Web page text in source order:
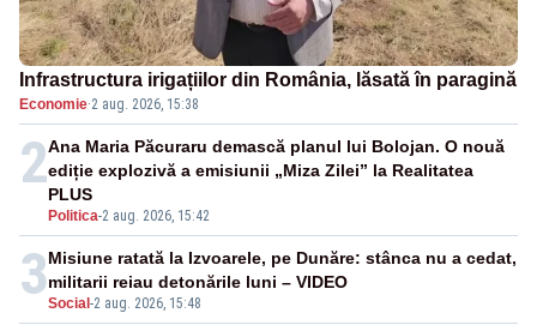
Infrastructura irigațiilor din România, lăsată în paragină
Economie·2 aug. 2026, 15:38
2
Politica-2 aug. 2026, 15:42
Ana Maria Păcuraru demască planul lui Bolojan. O nouă
ediție explozivă a emisiunii „Miza Zilei” la Realitatea
PLUS
3Social-2 aug. 2026, 15:48
Misiune ratată la Izvoarele, pe Dunăre: stânca nu a cedat,
militarii reiau detonările luni – VIDEO